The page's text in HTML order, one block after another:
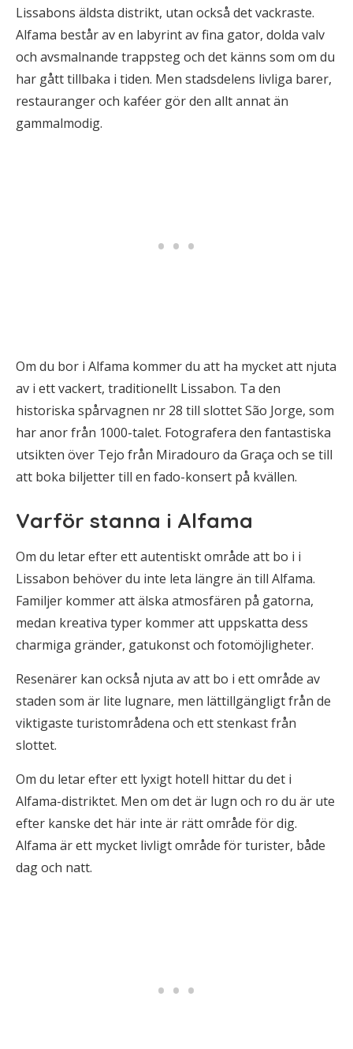
Lissabons äldsta distrikt, utan också det vackraste.
Alfama består av en labyrint av fina gator, dolda valv
och avsmalnande trappsteg och det känns som om du
har gått tillbaka i tiden. Men stadsdelens livliga barer,
restauranger och kaféer gör den allt annat än
gammalmodig.
Om du bor i Alfama kommer du att ha mycket att njuta
av i ett vackert, traditionellt Lissabon. Ta den
historiska spårvagnen nr 28 till slottet São Jorge, som
har anor från 1000-talet. Fotografera den fantastiska
utsikten över Tejo från Miradouro da Graça och se till
att boka biljetter till en fado-konsert på kvällen.
Varför stanna i Alfama
Om du letar efter ett autentiskt område att bo i i
Lissabon behöver du inte leta längre än till Alfama.
Familjer kommer att älska atmosfären på gatorna,
medan kreativa typer kommer att uppskatta dess
charmiga gränder, gatukonst och fotomöjligheter.
Resenärer kan också njuta av att bo i ett område av
staden som är lite lugnare, men lättillgängligt från de
viktigaste turistområdena och ett stenkast från
slottet.
Om du letar efter ett lyxigt hotell hittar du det i
Alfama-distriktet. Men om det är lugn och ro du är ute
efter kanske det här inte är rätt område för dig.
Alfama är ett mycket livligt område för turister, både
dag och natt.